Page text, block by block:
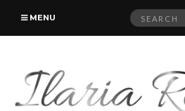
MENU
Search